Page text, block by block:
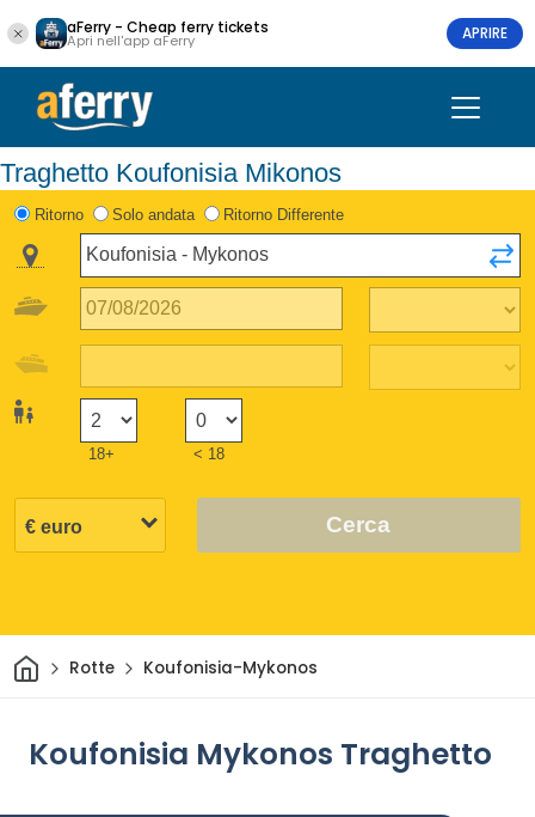
aFerry - Cheap ferry tickets
Apri nell'app aFerry APRIRE
Traghetto Koufonisia Mikonos
Ritorno Solo andata Ritorno Differente
18+ < 18
Cerca
CasaRotte Koufonisia-Mykonos
Koufonisia Mykonos Traghetto